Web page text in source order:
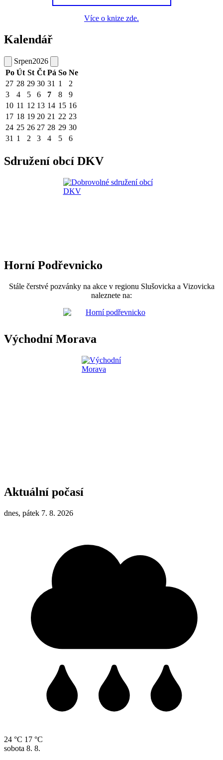
Více o knize zde.
Kalendář
Srpen2026
Po Út St Čt Pá So Ne
27 28 29 30 31 1
2
3
4 5 6 7 8
9
10 11 12 13 14 15 16
17 18 19 20 21 22 23
24 25 26 27 28 29 30
31 1 2 3 4 5 6
Sdružení obcí DKV
Horní Podřevnicko
Stále čerstvé pozvánky na akce v regionu Slušovicka a Vizovicka
naleznete na:
Východní Morava
Aktuální počasí
dnes, pátek 7. 8. 2026
24 °C 17 °C
sobota 8. 8.